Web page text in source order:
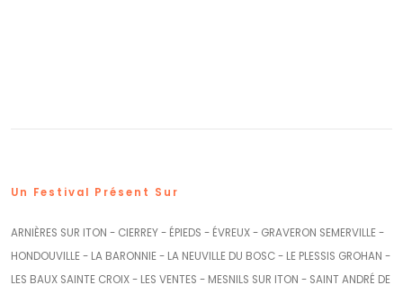
Un Festival Présent Sur
ARNIÈRES SUR ITON - CIERREY - ÉPIEDS - ÉVREUX - GRAVERON SEMERVILLE -
HONDOUVILLE - LA BARONNIE - LA NEUVILLE DU BOSC - LE PLESSIS GROHAN -
LES BAUX SAINTE CROIX - LES VENTES - MESNILS SUR ITON - SAINT ANDRÉ DE